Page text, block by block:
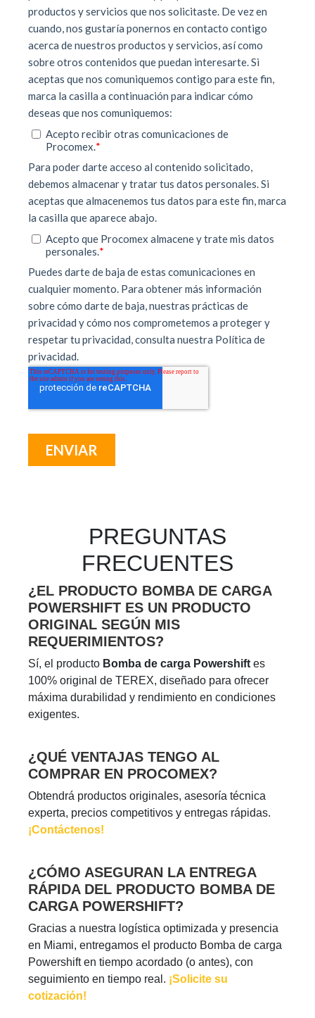
PREGUNTAS
FRECUENTES
¿EL PRODUCTO BOMBA DE CARGA
POWERSHIFT ES UN PRODUCTO
ORIGINAL SEGÚN MIS
REQUERIMIENTOS?
Sí, el producto Bomba de carga Powershift es
100% original de TEREX, diseñado para ofrecer
máxima durabilidad y rendimiento en condiciones
exigentes.
¿QUÉ VENTAJAS TENGO AL
COMPRAR EN PROCOMEX?
Obtendrá productos originales, asesoría técnica
experta, precios competitivos y entregas rápidas.
¡Contáctenos!
¿CÓMO ASEGURAN LA ENTREGA
RÁPIDA DEL PRODUCTO BOMBA DE
CARGA POWERSHIFT?
Gracias a nuestra logística optimizada y presencia
en Miami, entregamos el producto Bomba de carga
Powershift en tiempo acordado (o antes), con
seguimiento en tiempo real. ¡Solicite su
cotización!